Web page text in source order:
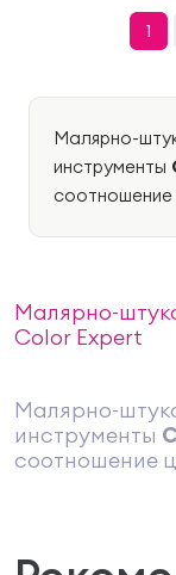
1
Малярно-
инструменты
соотношение
Малярно-
Color Expert
Малярно-
инструменты
соотношение